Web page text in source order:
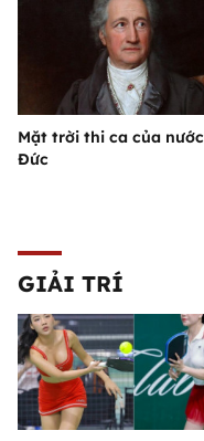
Mặt trời thi ca của nước
Đức
GIẢI TRÍ